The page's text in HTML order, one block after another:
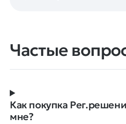
Частые
Как покупка
мне?